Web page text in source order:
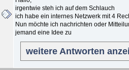
irgentwie steh ich auf dem Schlauch
ich habe ein internes Netzwerk mit 4
Nun möchte ich nachrichten oder
jemand eine Idee zu
weitere Antworten